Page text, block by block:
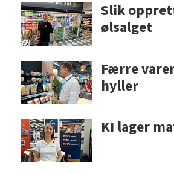
Slik
ølsalget
Færre
hyller
KI lager